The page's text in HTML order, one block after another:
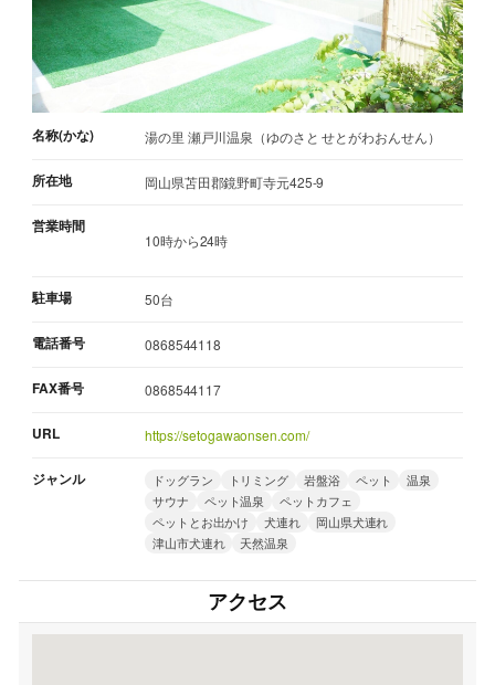
名称(かな) 湯の里 瀬戸川温泉（ゆのさと せとがわおんせん）
所在地 岡山県苫田郡鏡野町寺元425-9
営業時間
10時から24時
駐車場 50台
電話番号 0868544118
FAX番号 0868544117
URL https://setogawaonsen.com/
ジャンル ドッグラン トリミング 岩盤浴 ペット
温泉
サウナ
ペット温泉
ペットカフェ
ペットとお出かけ
犬連れ
岡山県犬連れ
津山市犬連れ
天然温泉
アクセス